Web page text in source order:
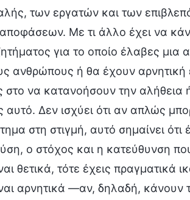
των εργατών και των
Με τι άλλο έχει να
για το οποίο έλαβες
ανθρώπους ή θα έχουν
να κατανοήσουν την
αυτό. Δεν ισχύει ότι αν απλώς
στη στιγμή, αυτό σημαίνει
ο στόχος και η κατεύθυνση
θετικά, τότε έχεις
αρνητικά —αν, δηλαδή, κάνουν